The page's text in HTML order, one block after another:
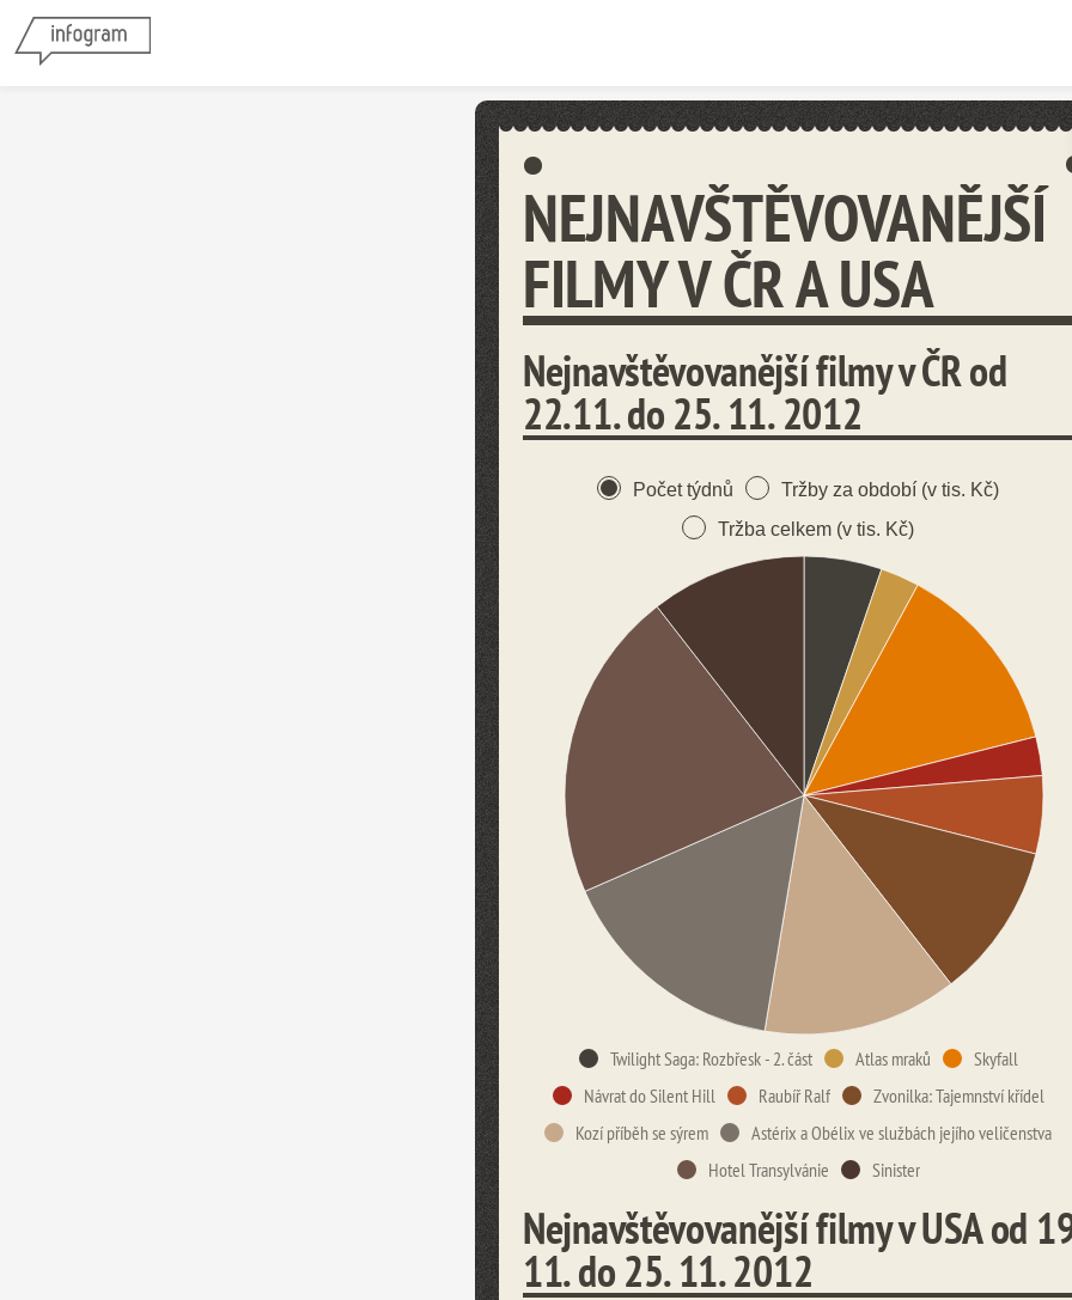
NEJNAVŠTĚVOVANĚJŠÍ
FILMY V ČR A USA
Nejnavštěvovanější filmy v ČR od
22.11. do 25. 11. 2012
Počet týdnů
Tržby za období (v tis. Kč)
Tržba celkem (v tis. Kč)
Twilight Saga: Rozbřesk - 2. část Atlas mraků
Skyfall
Návrat do Silent Hill
Raubíř Ralf
Zvonilka: Tajemnství křídel
Kozí příběh se sýrem
Astérix a Obélix ve službách jejího veličenstva
Hotel Transylvánie
Sinister
Nejnavštěvovanější filmy v USA od
11. do 25. 11. 2012